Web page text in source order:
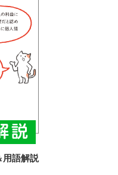
用語解説